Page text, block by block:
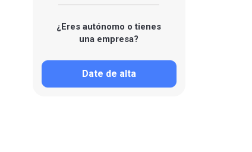
¿Eres autónomo o tienes
una empresa?
Date de alta